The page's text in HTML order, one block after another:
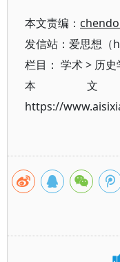
本文责编：
发信站：爱思想（
栏目： 学术> 历史
本
https://